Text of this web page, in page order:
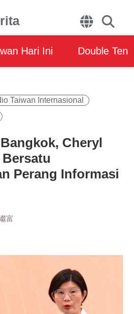
Hari Ini Double Ten
Taiwan Internasional
Cheryl
Perang Informasi
富